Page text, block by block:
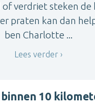
verdriet steken de
praten kan dan
ben Charlotte ...
Lees verder
10